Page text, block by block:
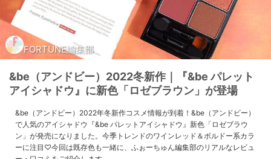
FORTUNE編集部
&be（アンドビー）2022冬新作｜『&be パレット
アイシャドウ』に新色「ロゼブラウン」が登場
&be（アンドビー）2022年冬新作コスメ情報が到着！&be（アンドビー）
で人気のアイシャドウ『&be パレットアイシャドウ』新色「ロゼブラウ
ン」が発売になりました。今季トレンドのワインレッド＆ボルドー系カラ
ーに注目♡今回は既存色も一緒に、ふぉーちゅん編集部のリアルなレビュ